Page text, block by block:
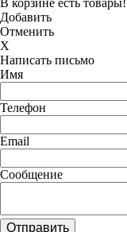
Добавить
Отменить
X
Написать письмо
Имя
Телефон
Email
Сообщение